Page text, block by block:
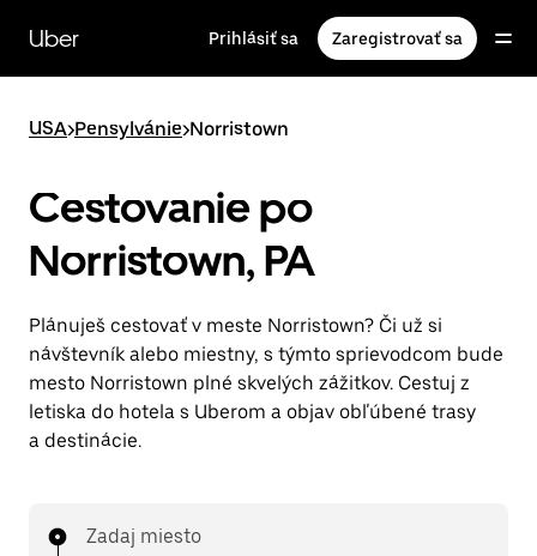
hlavný
obsah
Uber Prihlásiť sa Zaregistrovať sa
USA>Pensylvánie>Norristown
Cestovanie po
Norristown, PA
Plánuješ cestovať v meste Norristown? Či už si
návštevník alebo miestny, s týmto sprievodcom bude
mesto Norristown plné skvelých zážitkov. Cestuj z
letiska do hotela s Uberom a objav obľúbené trasy
a destinácie.
Zadaj miesto